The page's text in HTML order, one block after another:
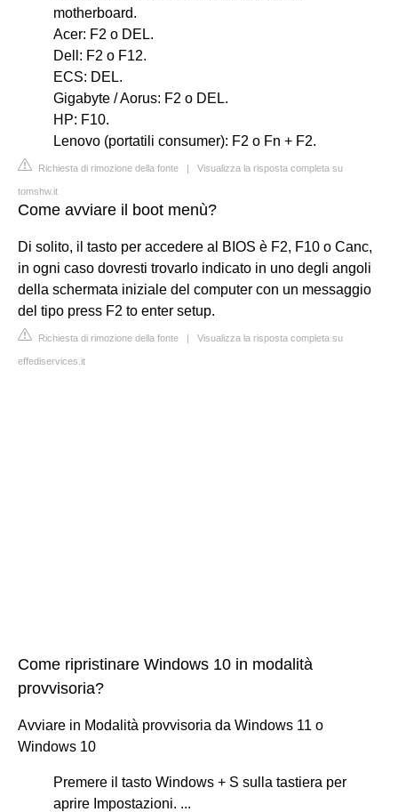
motherboard.
Acer: F2 o DEL.
Dell: F2 o F12.
ECS: DEL.
Gigabyte / Aorus: F2 o DEL.
HP: F10.
Lenovo (portatili consumer): F2 o Fn + F2.
Richiesta di rimozione della fonte | Visualizza la risposta completa su
tomshw.it
Come avviare il boot menù?
Di solito, il tasto per accedere al BIOS è F2, F10 o Canc,
in ogni caso dovresti trovarlo indicato in uno degli angoli
della schermata iniziale del computer con un messaggio
del tipo press F2 to enter setup.
Richiesta di rimozione della fonte | Visualizza la risposta completa su
effediservices.it
Come ripristinare Windows 10 in modalità
provvisoria?
Avviare in Modalità provvisoria da Windows 11 o
Windows 10
Premere il tasto Windows + S sulla tastiera per
aprire Impostazioni. ...